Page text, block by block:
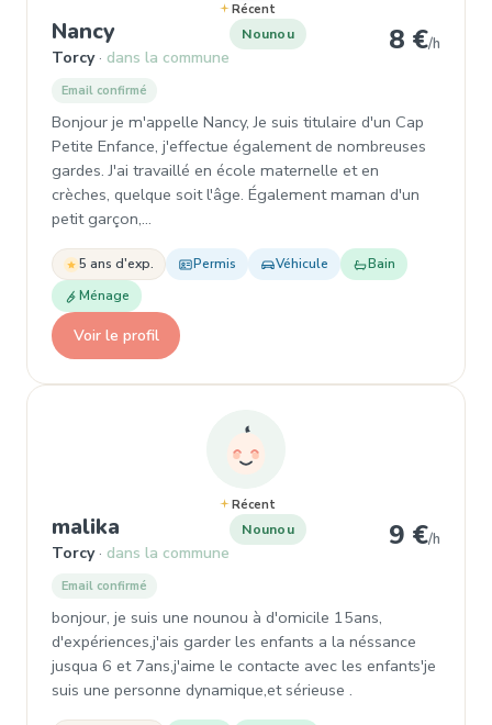
Récent
Nancy, Nounou à Torcy
Torcy dans la commune
Nounou 8 €/h
Email confirmé
Bonjour je m'appelle Nancy, Je suis titulaire d'un Cap
Petite Enfance, j'effectue également de nombreuses
gardes. J'ai travaillé en école maternelle et en
crèches, quelque soit l'âge. Également maman d'un
petit garçon,…
5 ans d'exp. Permis Véhicule
Bain
Ménage
Voir le profil
Récent
malika , Nounou à Torcy
Torcy dans la commune
Nounou 9 €/h
Email confirmé
bonjour, je suis une nounou à d'omicile 15ans,
d'expériences,j'ais garder les enfants a la néssance
jusqua 6 et 7ans,j'aime le contacte avec les enfants'je
suis une personne dynamique,et sérieuse .